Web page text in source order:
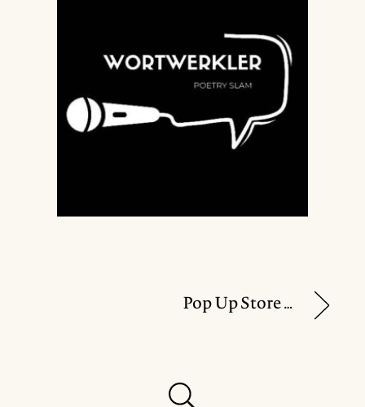
Pop Up Store von „Zeitlos Design“